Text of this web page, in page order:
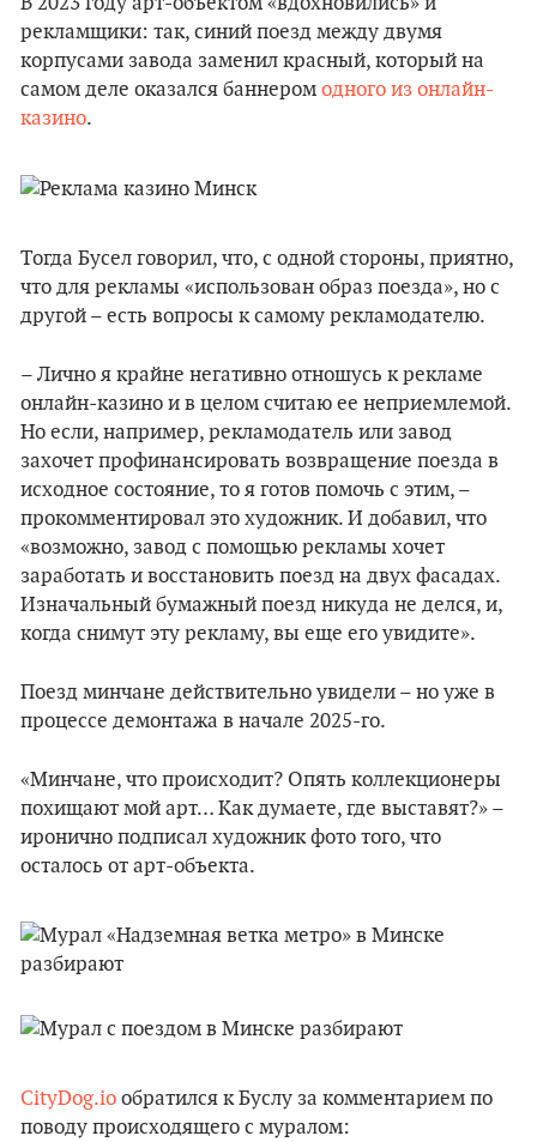
рекламщики: так, синий поезд между двумя
корпусами завода заменил красный, который на
самом деле оказался баннером одного из онлайн-
казино.
Тогда Бусел говорил, что, с одной стороны, приятно,
что для рекламы «использован образ поезда», но с
другой – есть вопросы к самому рекламодателю.
– Лично я крайне негативно отношусь к рекламе
онлайн-казино и в целом считаю ее неприемлемой.
Но если, например, рекламодатель или завод
захочет профинансировать возвращение поезда в
исходное состояние, то я готов помочь с этим, –
прокомментировал это художник. И добавил, что
«возможно, завод с помощью рекламы хочет
заработать и восстановить поезд на двух фасадах.
Изначальный бумажный поезд никуда не делся, и,
когда снимут эту рекламу, вы еще его увидите».
Поезд минчане действительно увидели – но уже в
процессе демонтажа в начале 2025-го.
«Минчане, что происходит? Опять коллекционеры
похищают мой арт… Как думаете, где выставят?» –
иронично подписал художник фото того, что
осталось от арт-объекта.
CityDog.io обратился к Буслу за комментарием по
поводу происходящего с муралом: